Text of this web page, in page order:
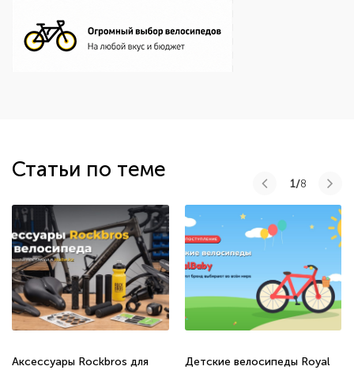
Статьи по теме
Аксессуары Rockbros для
Детские велосипеды Royal
1/8